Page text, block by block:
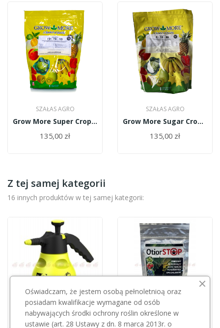
SZAŁAS AGRO
Grow More Super Crop 19-19-19 2,268kg
135,00 zł
SZAŁAS AGRO
Grow More Sugar Crop 4-10-46 2,268kg
135,00 zł
Z tej samej kategorii
16 innych produktów w tej samej kategorii:
Przepraszamy, ten produkt
Przepraszamy, ten produkt
Oświadczam, że jestem osobą pełnoletnioą oraz
posiadam kwalifikacje wymagane od osób
nabywających środki ochrony roślin określone w
ustawie (art. 28 Ustawy z dn. 8 marca 2013r. o